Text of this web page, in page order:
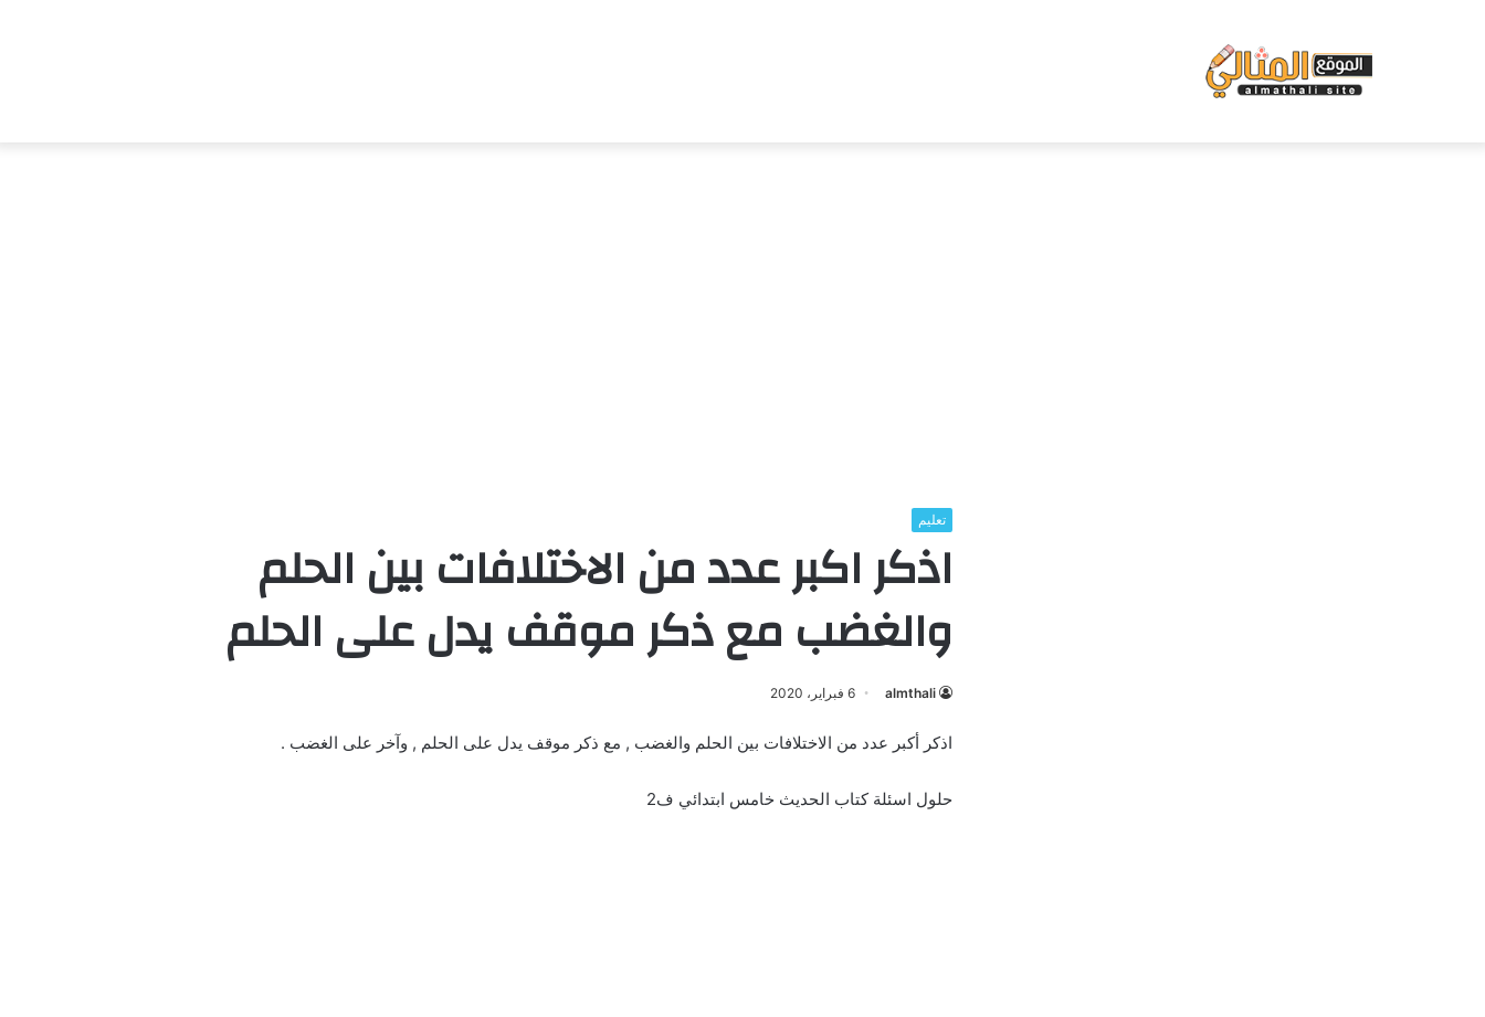
تعليم
اذكر اكبر عدد من الاختلافات بين الحلم
والغضب مع ذكر موقف يدل على الحلم
almthali 6 فبراير، 2020
اذكر أكبر عدد من الاختلافات بين الحلم والغضب , مع ذكر موقف يدل على الحلم , وآخر على الغضب .
حلول اسئلة كتاب الحديث خامس ابتدائي ف2